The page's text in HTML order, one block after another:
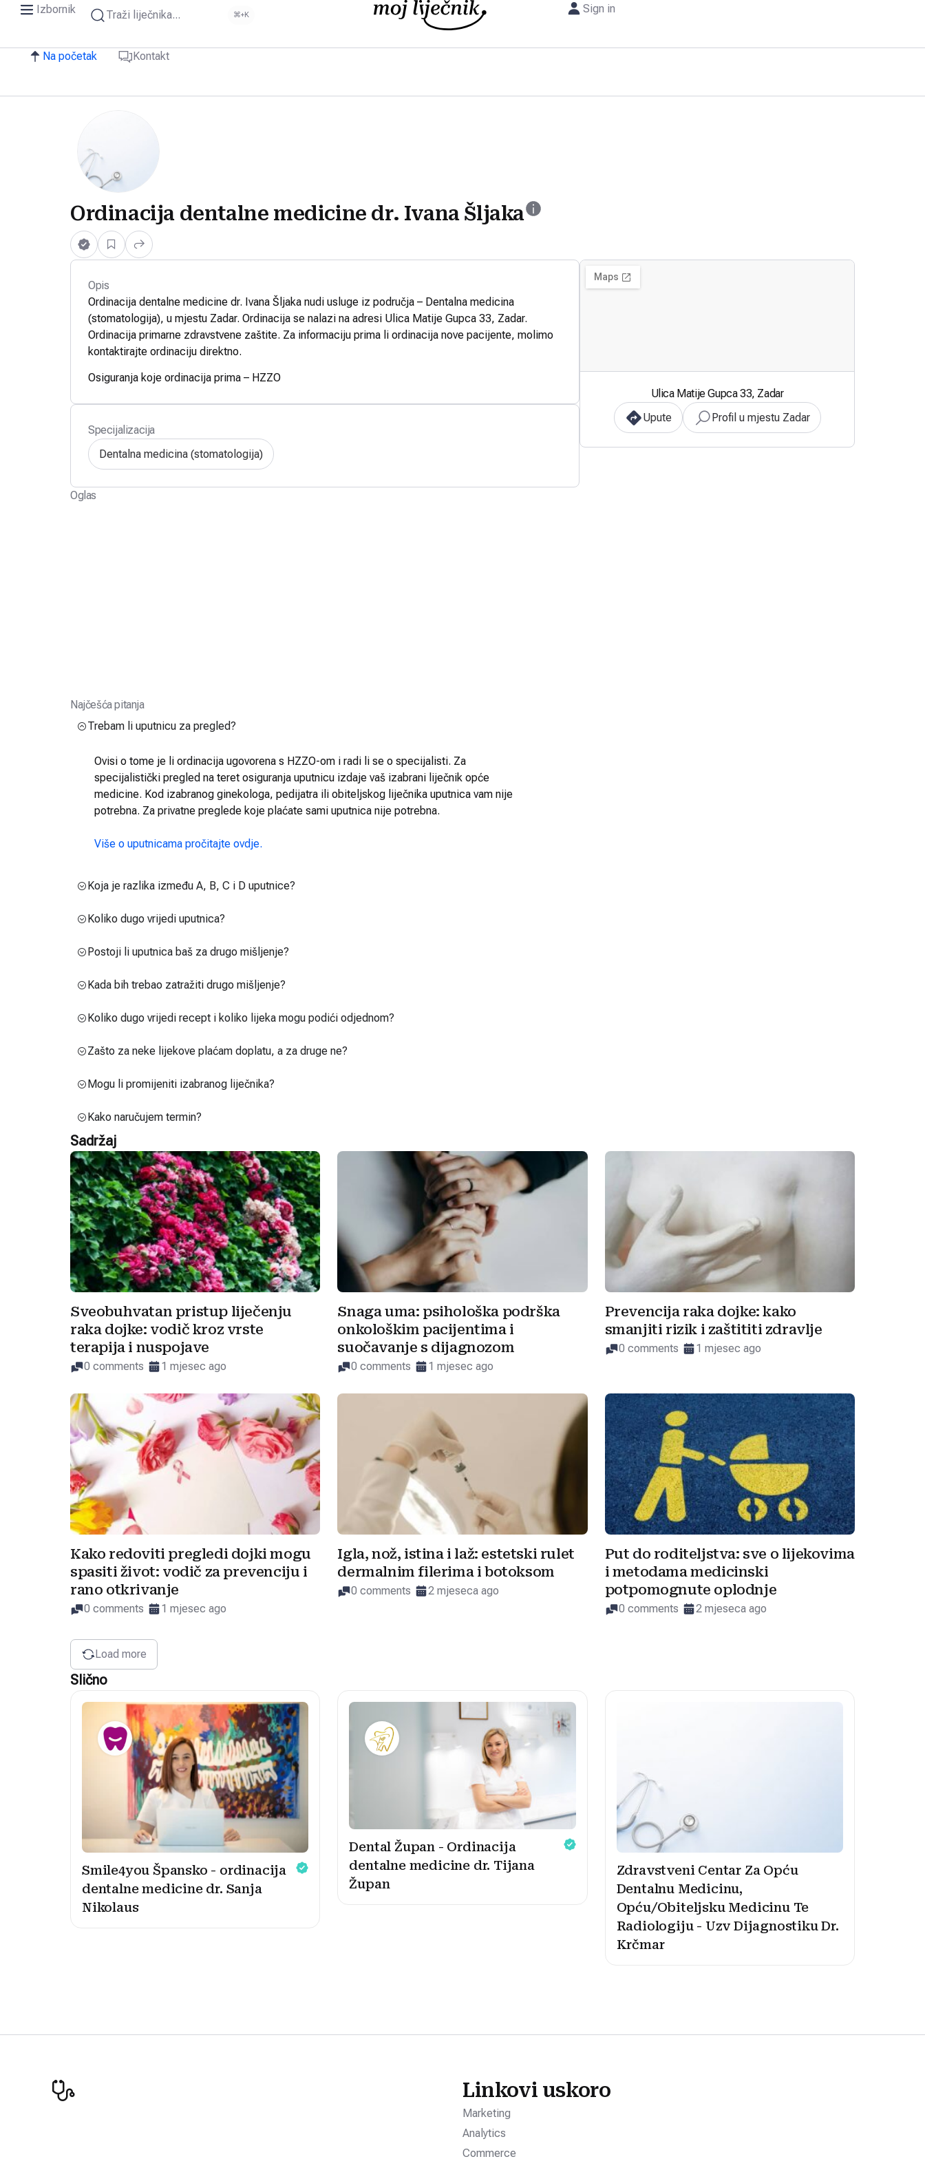
Izbornik Traži liječnika... ⌘+K Sign in
Na početak Kontakt
Ordinacija dentalne medicine dr. Ivana Šljaka
Opis
Ordinacija dentalne medicine dr. Ivana Šljaka nudi usluge iz područja – Dentalna medicina
(stomatologija), u mjestu Zadar. Ordinacija se nalazi na adresi Ulica Matije Gupca 33, Zadar.
Ordinacija primarne zdravstvene zaštite. Za informaciju prima li ordinacija nove pacijente, molimo
kontaktirajte ordinaciju direktno.
Osiguranja koje ordinacija prima – HZZO
Specijalizacija
Dentalna medicina (stomatologija)
Oglas
Ulica Matije Gupca 33, Zadar
Upute
Profil u mjestu Zadar
Najčešća pitanja
Trebam li uputnicu za pregled?
Ovisi o tome je li ordinacija ugovorena s HZZO-om i radi li se o specijalisti. Za
specijalistički pregled na teret osiguranja uputnicu izdaje vaš izabrani liječnik opće
medicine. Kod izabranog ginekologa, pedijatra ili obiteljskog liječnika uputnica vam nije
potrebna. Za privatne preglede koje plaćate sami uputnica nije potrebna.
Više o uputnicama pročitajte ovdje.
Koja je razlika između A, B, C i D uputnice?
Koliko dugo vrijedi uputnica?
Postoji li uputnica baš za drugo mišljenje?
Kada bih trebao zatražiti drugo mišljenje?
Koliko dugo vrijedi recept i koliko lijeka mogu podići odjednom?
Zašto za neke lijekove plaćam doplatu, a za druge ne?
Mogu li promijeniti izabranog liječnika?
Kako naručujem termin?
Sadržaj
Sveobuhvatan pristup liječenju
raka dojke: vodič kroz vrste
terapija i nuspojave
0 comments 1 mjesec ago
Snaga uma: psihološka podrška
onkološkim pacijentima i
suočavanje s dijagnozom
0 comments 1 mjesec ago
Prevencija raka dojke: kako
smanjiti rizik i zaštititi zdravlje
0 comments 1 mjesec ago
Kako redoviti pregledi dojki mogu
spasiti život: vodič za prevenciju i
rano otkrivanje
0 comments 1 mjesec ago
Igla, nož, istina i laž: estetski rulet
dermalnim filerima i botoksom
0 comments 2 mjeseca ago
Put do roditeljstva: sve o lijekovima
i metodama medicinski
potpomognute oplodnje
0 comments 2 mjeseca ago
Load more
Slično
Smile4you Špansko - ordinacija
dentalne medicine dr. Sanja
Nikolaus
Dental Župan - Ordinacija
dentalne medicine dr. Tijana
Župan
Zdravstveni Centar Za Opću
Dentalnu Medicinu,
Opću/Obiteljsku Medicinu Te
Radiologiju - Uzv Dijagnostiku Dr.
Krčmar
Linkovi uskoro
Marketing
Analytics
Commerce